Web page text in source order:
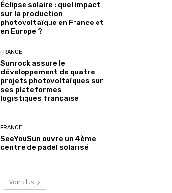
Éclipse solaire : quel impact
sur la production
photovoltaïque en France et
en Europe ?
FRANCE
Sunrock assure le
développement de quatre
projets photovoltaïques sur
ses plateformes
logistiques française
FRANCE
SeeYouSun ouvre un 4ème
centre de padel solarisé
Voir plus